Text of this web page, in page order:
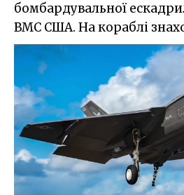
бомбардувальної
ВМС США. На кораблі